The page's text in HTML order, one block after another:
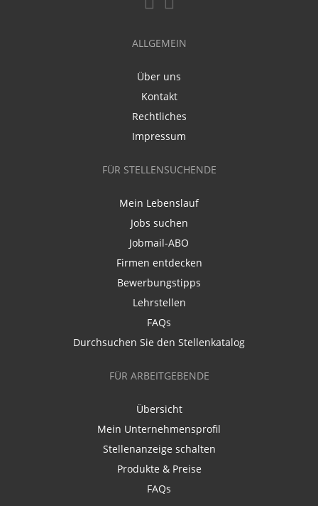
ALLGEMEIN
Über uns
Kontakt
Rechtliches
Impressum
FÜR STELLENSUCHENDE
Mein Lebenslauf
Jobs suchen
Jobmail-ABO
Firmen entdecken
Bewerbungstipps
Lehrstellen
FAQs
Durchsuchen Sie den Stellenkatalog
FÜR ARBEITGEBENDE
Übersicht
Mein Unternehmensprofil
Stellenanzeige schalten
Produkte & Preise
FAQs